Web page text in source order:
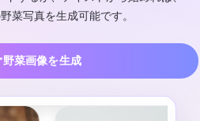
菜写真を生成可能です。
野菜画像を生成